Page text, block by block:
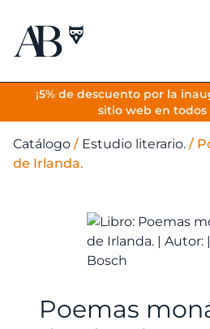
¡5% de descuento por la
sitio web en todos
Catálogo / Estudio literario. /
de Irlanda.
Poemas